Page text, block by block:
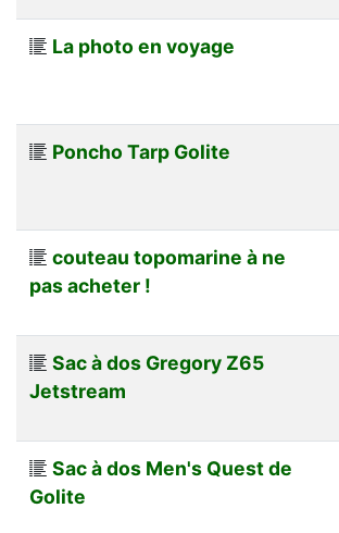
La photo en voyage
Poncho Tarp Golite
couteau topomarine à ne
pas acheter !
Sac à dos Gregory Z65
Jetstream
Sac à dos Men's Quest de
Golite